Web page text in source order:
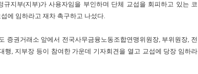
규지부(지부)가 사용자임을 부인하며 단체 교섭을 회피하고 있는 코
에 임하라고 재차 촉구하고 나섰다.
증권거래소 앞에서 전국사무금융노동조합연맹위원장, 부위원장, 전
행, 지부장 등이 참여한 가운데 기자회견을 열고 교섭에 당장 임하라